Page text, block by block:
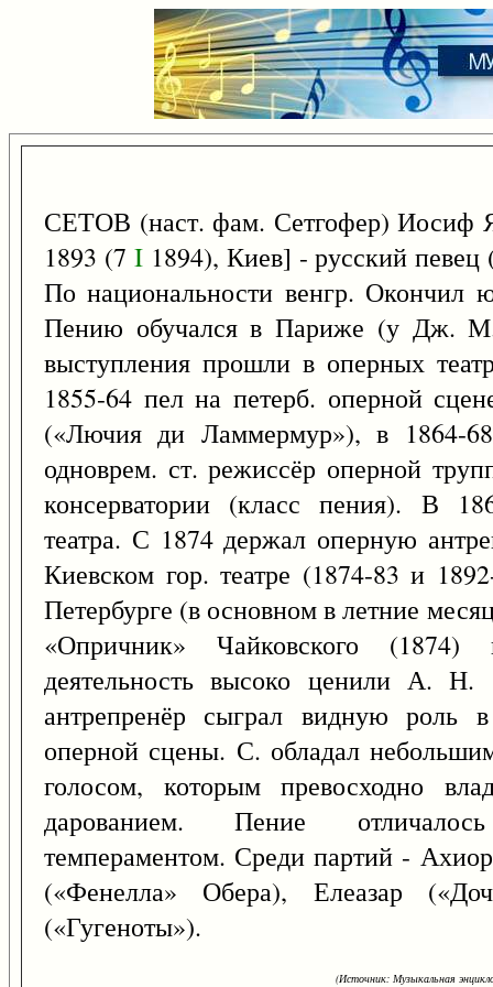
СЕТОВ (наст. фам. Сетгофер) Иосиф
1893 (7 I1894), Киев] - русский певец
По национальности венгр. Окончил
Пению обучался в Париже (у Дж.
выступления прошли в оперных
1855-64 пел на петерб. оперной
(«Лючия ди Ламмермур»), в 1864-
одноврем. ст. режиссёр оперной
консерватории (класс пения). В
театра. С 1874 держал оперную
Киевском гор. театре (1874-83 и
Петербурге (в основном в летние
«Опричник» Чайковского
деятельность высоко ценили А.
антрепренёр сыграл видную роль
оперной сцены. С. обладал
голосом, которым превосходно
дарованием. Пение
темпераментом. Среди партий -
(«Фенелла» Обера), Елеазар
(«Гугеноты»).
(Источник: Музыкальная